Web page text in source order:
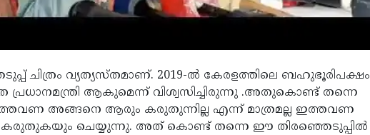
ചിത്രം വ്യത്യസ്തമാണ്. 2019-ൽ കേരളത്തിലെ ബഹുഭൂരിപക്ഷം
പ്രധാനമന്ത്രി ആകുമെന്ന് വിശ്വസിച്ചിരുന്നു .അതുകൊണ്ട് തന്നെ
അങ്ങനെ ആരും കരുതുന്നില്ല എന്ന് മാത്രമല്ല ഇത്തവണ
കരുതുകയും ചെയ്യുന്നു. അത് കൊണ്ട് തന്നെ ഈ തിരഞ്ഞെടുപ്പിൽ